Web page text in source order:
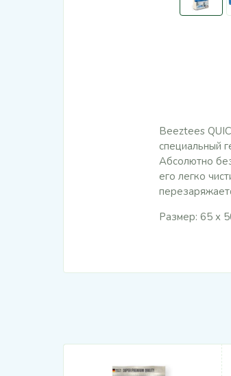
Beeztees
специальный
Абсолютно
его легко
Размер: 65 х